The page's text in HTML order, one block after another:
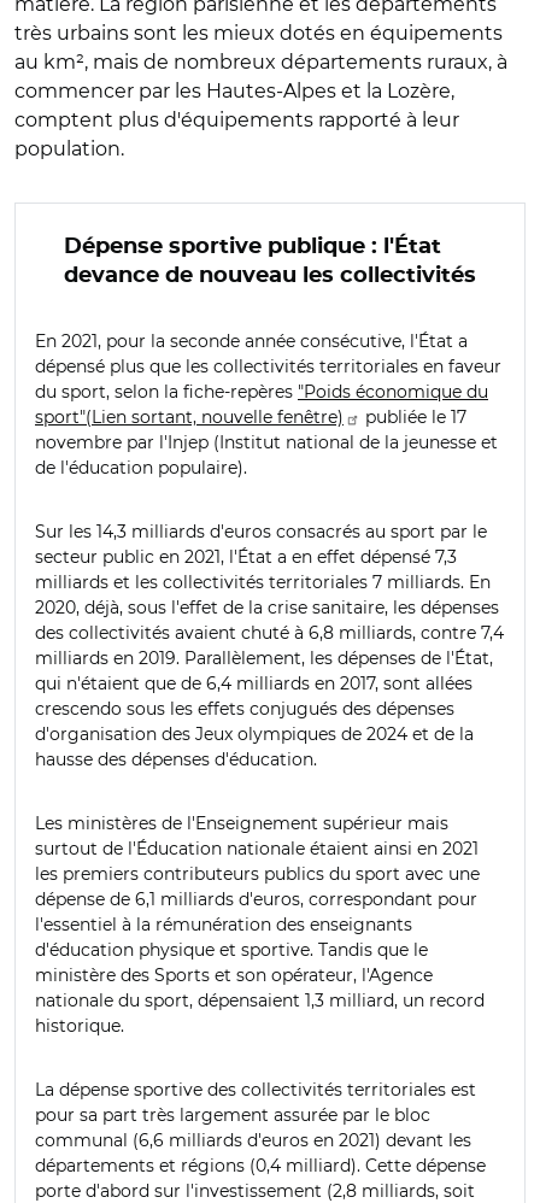
très urbains sont les mieux dotés en équipements
au km², mais de nombreux départements ruraux, à
commencer par les Hautes-Alpes et la Lozère,
comptent plus d'équipements rapporté à leur
population.
Dépense sportive publique : l'État
devance de nouveau les collectivités
En 2021, pour la seconde année consécutive, l'État a
dépensé plus que les collectivités territoriales en faveur
du sport, selon la fiche-repères "Poids économique du
sport"(Lien sortant, nouvelle fenêtre)
publiée le 17
novembre par l'Injep (Institut national de la jeunesse et
de l'éducation populaire).
Sur les 14,3 milliards d'euros consacrés au sport par le
secteur public en 2021, l'État a en effet dépensé 7,3
milliards et les collectivités territoriales 7 milliards. En
2020, déjà, sous l'effet de la crise sanitaire, les dépenses
des collectivités avaient chuté à 6,8 milliards, contre 7,4
milliards en 2019. Parallèlement, les dépenses de l'État,
qui n'étaient que de 6,4 milliards en 2017, sont allées
crescendo sous les effets conjugués des dépenses
d'organisation des Jeux olympiques de 2024 et de la
hausse des dépenses d'éducation.
Les ministères de l'Enseignement supérieur mais
surtout de l'Éducation nationale étaient ainsi en 2021
les premiers contributeurs publics du sport avec une
dépense de 6,1 milliards d'euros, correspondant pour
l'essentiel à la rémunération des enseignants
d'éducation physique et sportive. Tandis que le
ministère des Sports et son opérateur, l'Agence
nationale du sport, dépensaient 1,3 milliard, un record
historique.
La dépense sportive des collectivités territoriales est
pour sa part très largement assurée par le bloc
communal (6,6 milliards d'euros en 2021) devant les
départements et régions (0,4 milliard). Cette dépense
porte d'abord sur l'investissement (2,8 milliards, soit